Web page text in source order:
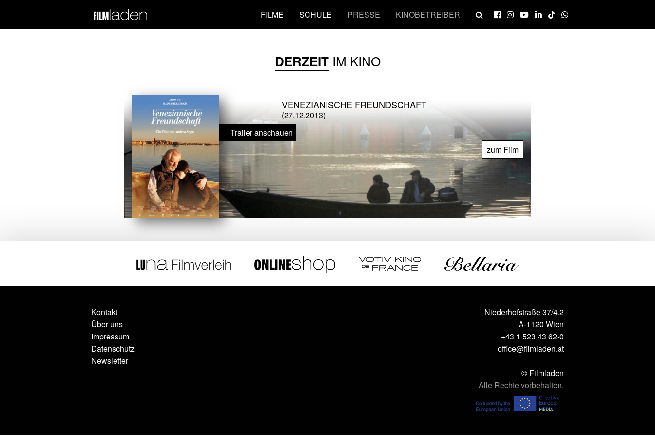
FILME SCHULE PRESSE KINOBETREIBER
DERZEITIM KINO
VENEZIANISCHE FREUNDSCHAFT
(27.12.2013)
Trailer anschauen
zum Film
Kontakt
Über uns
Impressum
Datenschutz
Newsletter
Niederhofstraße 37/4.2
A-1120 Wien
+43 1 523 43 62-0
office@filmladen.at
© Filmladen
Alle Rechte vorbehalten.